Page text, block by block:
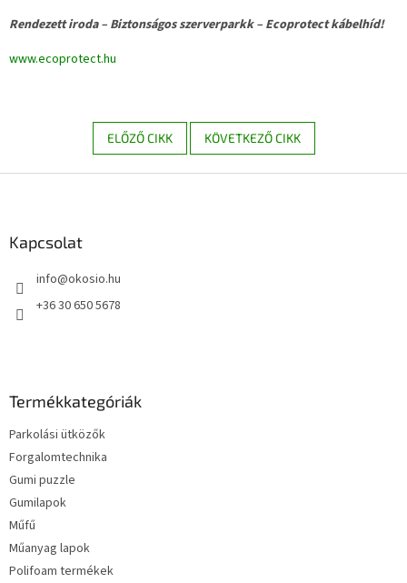
Rendezett iroda – Biztonságos szerverparkk – Ecoprotect kábelhíd!
www.ecoprotect.hu
ELŐZŐ CIKK KÖVETKEZŐ CIKK
Kapcsolat
info@okosio.hu
+36 30 650 5678
Termékkategóriák
Parkolási ütközők
Forgalomtechnika
Gumi puzzle
Gumilapok
Műfű
Műanyag lapok
Polifoam termékek